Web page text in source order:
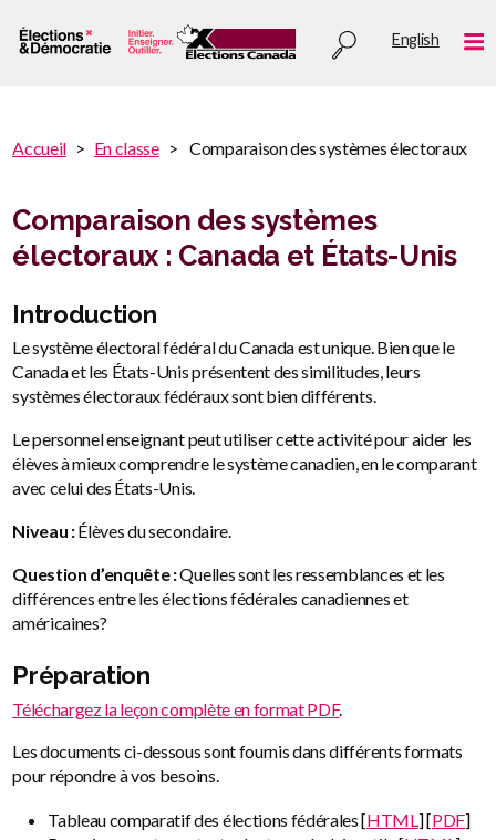
au
Utility
English
are
here
You
:
Accueil En classe Comparaison des systèmes électoraux
Comparaison des systèmes
électoraux : Canada et États-Unis
Introduction
Le système électoral fédéral du Canada est unique. Bien que le
Canada et les États-Unis présentent des similitudes, leurs
systèmes électoraux fédéraux sont bien différents.
Le personnel enseignant peut utiliser cette activité pour aider les
élèves à mieux comprendre le système canadien, en le comparant
avec celui des États-Unis.
Niveau :Élèves du secondaire.
Question d’enquête :Quelles sont les ressemblances et les
différences entre les élections fédérales canadiennes et
américaines?
Préparation
Téléchargez la leçon complète en format PDF.
Les documents ci-dessous sont fournis dans différents formats
pour répondre à vos besoins.
Tableau comparatif des élections fédérales [HTML] [PDF]